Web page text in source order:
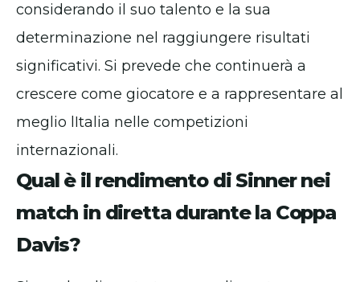
considerando il suo talento e la sua
determinazione nel raggiungere risultati
significativi. Si prevede che continuerà a
crescere come giocatore e a rappresentare al
meglio lItalia nelle competizioni
internazionali.
Qual è il rendimento di Sinner nei
match in diretta durante la Coppa
Davis?